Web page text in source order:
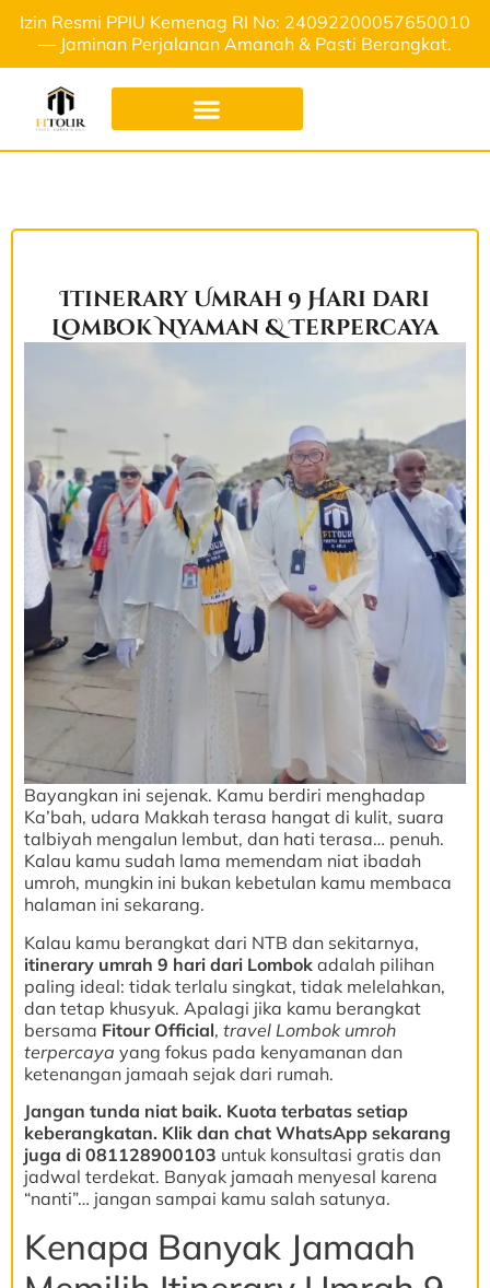
Izin Resmi PPIU Kemenag RI No: 24092200057650010
— Jaminan Perjalanan Amanah & Pasti Berangkat.
Itinerary Umrah 9 Hari dari
Lombok Nyaman & Terpercaya
Bayangkan ini sejenak. Kamu berdiri menghadap
Ka’bah, udara Makkah terasa hangat di kulit, suara
talbiyah mengalun lembut, dan hati terasa… penuh.
Kalau kamu sudah lama memendam niat ibadah
umroh, mungkin ini bukan kebetulan kamu membaca
halaman ini sekarang.
Kalau kamu berangkat dari NTB dan sekitarnya,
itinerary umrah 9 hari dari Lombok adalah pilihan
paling ideal: tidak terlalu singkat, tidak melelahkan,
dan tetap khusyuk. Apalagi jika kamu berangkat
bersama Fitour Official, travel Lombok umroh
terpercaya yang fokus pada kenyamanan dan
ketenangan jamaah sejak dari rumah.
Jangan tunda niat baik. Kuota terbatas setiap
keberangkatan. Klik dan chat WhatsApp sekarang
juga di 081128900103 untuk konsultasi gratis dan
jadwal terdekat. Banyak jamaah menyesal karena
“nanti”… jangan sampai kamu salah satunya.
Kenapa Banyak Jamaah